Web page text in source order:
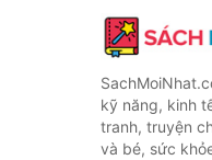
kỹ năng, kinh
tranh, truyện
và bé, sức